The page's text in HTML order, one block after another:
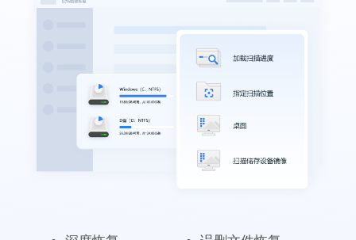
业务服务很到位
本人上了年纪了，不太会操作，专业老师们
远程指导，最后也恢复回来了，十分感谢！